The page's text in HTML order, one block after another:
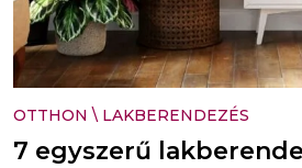
OTTHON \ LAKBERENDEZÉS
7 egyszerű